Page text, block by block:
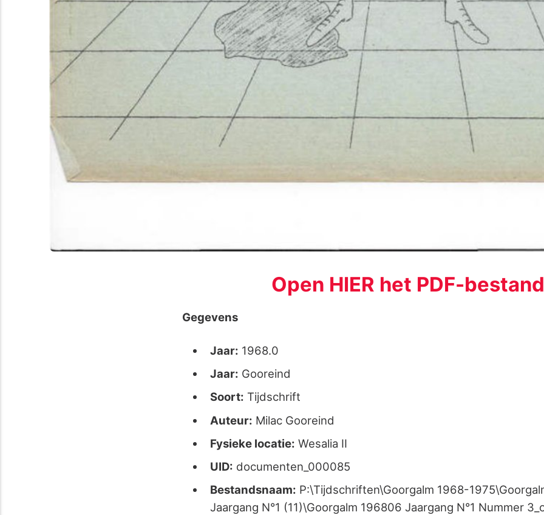
Open HIER het PDF-bestand
Gegevens
Jaar: 1968.0
Jaar: Gooreind
Soort: Tijdschrift
Auteur: Milac Gooreind
Fysieke locatie: Wesalia II
UID: documenten_000085
Bestandsnaam: P:\Tijdschriften\Goorgalm 1968-
Jaargang N°1 (11)\Goorgalm 196806 Jaargang N°1 Nummer